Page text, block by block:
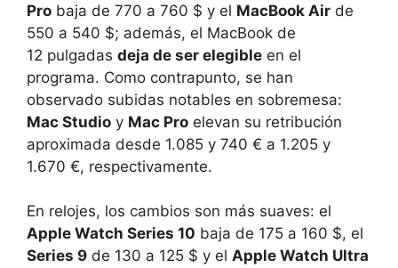
Pro baja de 770 a 760 $ y el MacBook Air de
550 a 540 $; además, el MacBook de
12 pulgadas deja de ser elegible en el
programa. Como contrapunto, se han
observado subidas notables en sobremesa:
Mac Studio y Mac Pro elevan su retribución
aproximada desde 1.085 y 740 € a 1.205 y
1.670 €, respectivamente.
En relojes, los cambios son más suaves: el
Apple Watch Series 10 baja de 175 a 160 $, el
Series 9 de 130 a 125 $ y el Apple Watch Ultra